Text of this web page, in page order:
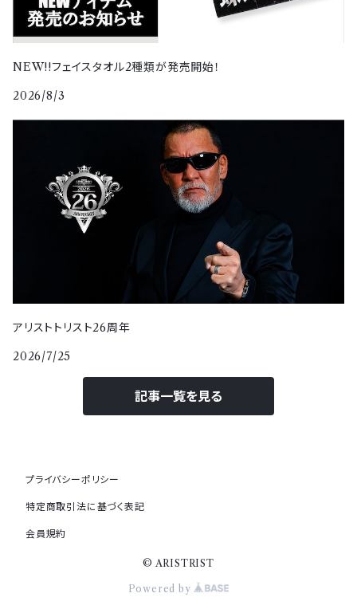
NEW!!フェイスタオル2種類が発売開始！
2026/8/3
アリストトリスト26周年
2026/7/25
記事一覧を見る
プライバシーポリシー
特定商取引法に基づく表記
会員規約
© ARISTRIST
Powered by